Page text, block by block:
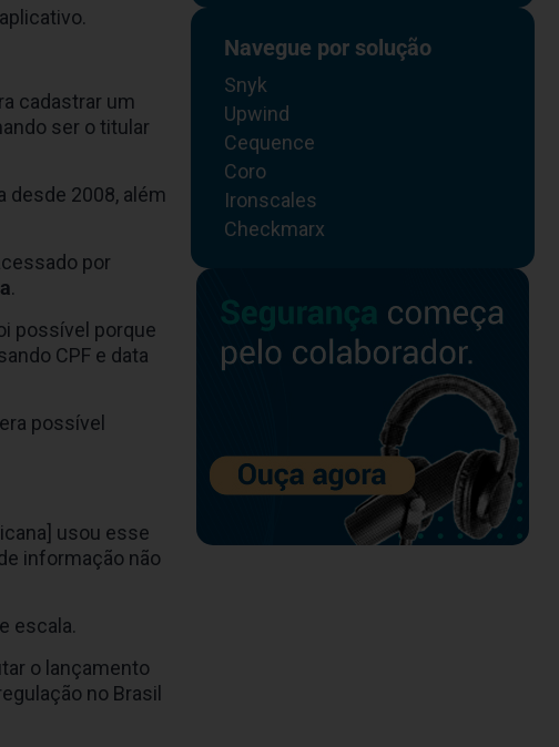
cadastrar um
ser o titular
desde 2008, além
por
.
possível porque
CPF e data
possível
usou esse
informação não
escala.
o lançamento
no Brasil
Navegue por solução
Snyk
Upwind
Cequence
Coro
Ironscales
Checkmarx